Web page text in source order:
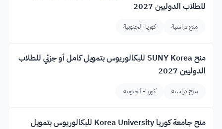
للطلاب الدوليين 2027
منح دراسية كوريا-الجنوبية
منح SUNY Korea للبكالوريوس بتمويل كامل أو جزئي للطلاب
الدوليين 2027
منح دراسية كوريا-الجنوبية
منح جامعة كوريا Korea University للبكالوريوس بتمويل